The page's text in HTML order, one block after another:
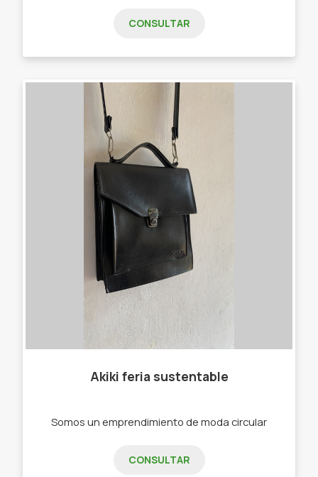
CONSULTAR
Akiki feria sustentable
Somos un emprendimiento de moda circular
CONSULTAR